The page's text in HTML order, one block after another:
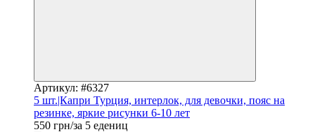
Артикул: #6327
5 шт.|Капри Турция, интерлок, для девочки, пояс на
резинке, яркие рисунки 6-10 лет
550 грн/за 5 едениц